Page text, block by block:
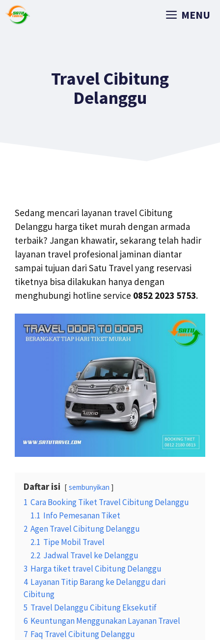
MENU
Travel Cibitung
Delanggu
Sedang mencari layanan travel Cibitung
Delanggu harga tiket murah dengan armada
terbaik? Jangan khawatir, sekarang telah hadir
layanan travel profesional jaminan diantar
sampai tujuan dari Satu Travel yang reservasi
tiketnya bisa dilakukan hanya dengan
menghubungi hotline service 0852 2023 5753.
Daftar isi sembunyikan
1 Cara Booking Tiket Travel Cibitung Delanggu
1.1 Info Pemesanan Tiket
2 Agen Travel Cibitung Delanggu
2.1 Tipe Mobil Travel
2.2 Jadwal Travel ke Delanggu
3 Harga tiket travel Cibitung Delanggu
4 Layanan Titip Barang ke Delanggu dari
Cibitung
5 Travel Delanggu Cibitung Eksekutif
6 Keuntungan Menggunakan Layanan Travel
7 Faq Travel Cibitung Delanggu